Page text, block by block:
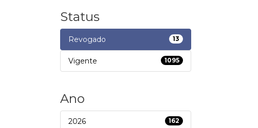
Status
Revogado 13
Vigente 1095
Ano
2026 162